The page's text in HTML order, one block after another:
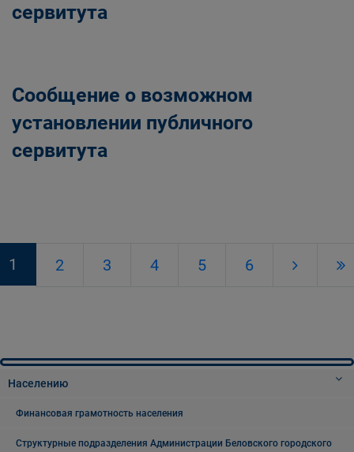
сервитута
Сообщение о возможном
установлении публичного
сервитута
1 2 3 4 5 6
Населению
Финансовая грамотность населения
Структурные подразделения Администрации Беловского городского